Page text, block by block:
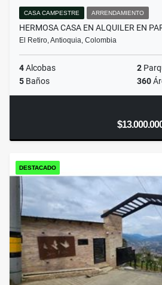
CASA CAMPESTRE ARRENDAMIENTO
HERMOSA CASA EN ALQUILER EN
El Retiro, Antioquia, Colombia
4Alcobas 2
5 Baños 360
DESTACADO